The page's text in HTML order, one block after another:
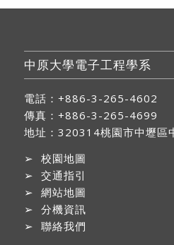
中原大學電子工程學系
電話：+886-3-265-4602
傳真：+886-3-265-4699
地址： 320314桃園市中壢區
➢ 校園地圖
➢ 交通指引
➢ 網站地圖
➢ 分機資訊
➢ 聯絡我們